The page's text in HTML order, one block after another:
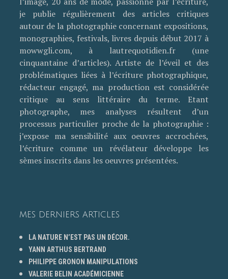
je publie régulièrement des articles critiques
autour de la photographie concernant expositions,
monographies, festivals, livres depuis début 2017 à
mowwgli.com, à lautrequotidien.fr (une
cinquantaine d’articles). Artiste de l’éveil et des
problématiques liées à l’écriture photographique,
rédacteur engagé, ma production est considérée
critique au sens littéraire du terme. Etant
photographe, mes analyses résultent d’un
processus particulier proche de la photographie :
j’expose ma sensibilité aux oeuvres accrochées,
l’écriture comme un révélateur développe les
sèmes inscrits dans les oeuvres présentées.
MES DERNIERS ARTICLES
LA NATURE N’EST PAS UN DÉCOR.
YANN ARTHUS BERTRAND
PHILIPPE GRONON MANIPULATIONS
VALERIE BELIN ACADÉMICIENNE